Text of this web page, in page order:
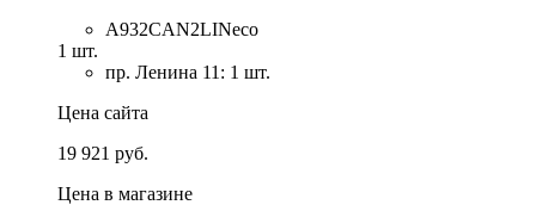
A932CAN2LINeco
1 шт.
пр. Ленина 11: 1 шт.
Цена сайта
19 921 руб.
Цена в магазине